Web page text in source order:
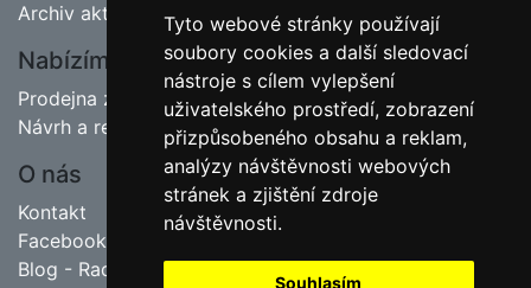
Tyto webové stránky používají
soubory cookies a další sledovací
nástroje s cílem vylepšení
uživatelského prostředí, zobrazení
přizpůsobeného obsahu a reklam,
analýzy návštěvnosti webových
stránek a zjištění zdroje
návštěvnosti.
Souhlasím
Archiv aktualit
Nabízíme
Prodejna zahradnictví
Návrh a realizace zahrad
O nás
Kontakt
Facebook
Blog - Rady pro zahrádkáře